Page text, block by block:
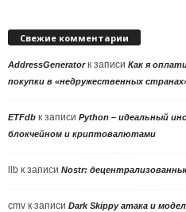
Свежие комментарии
AddressGeneratorк записи Как я
покупки в «недружественных
ETFdb к записи Python – идеальный
блокчейном и криптовалютами
llb к записи Nostr:
cmv к записи Dark Skippy атака и